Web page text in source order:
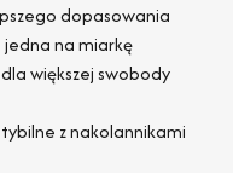
dopasowania
jedna na miarkę
dla większej swobody
z nakolannikami